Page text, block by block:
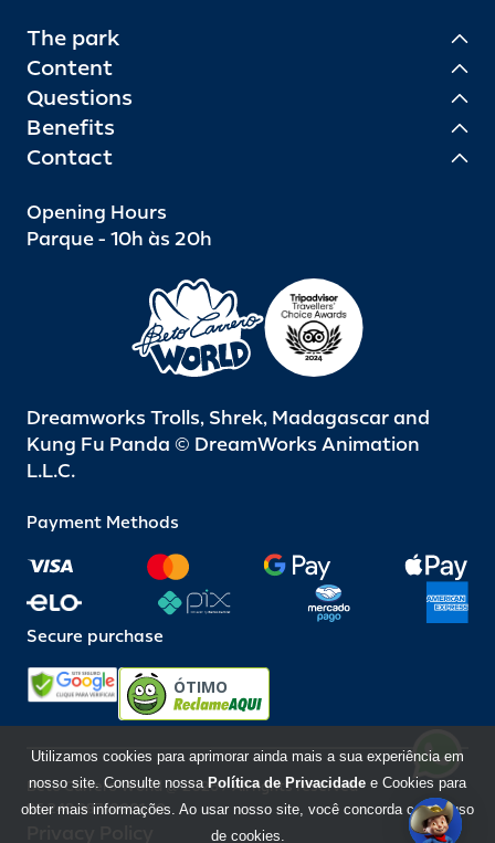
The park
Content
Questions
Benefits
Contact
Opening Hours
Parque - 10h às 20h
Dreamworks Trolls, Shrek, Madagascar and
Kung Fu Panda © DreamWorks Animation
L.L.C.
Payment Methods
Secure purchase
ÓTIMO
Beto Carrero World @ 2026 / All rights reserved
85.248.987/0001-10
Utilizamos cookies para aprimorar ainda mais a sua experiência em
nosso site. Consulte nossa Política de Privacidade e Cookies para
obter mais informações. Ao usar nosso site, você concorda com o uso
de cookies.